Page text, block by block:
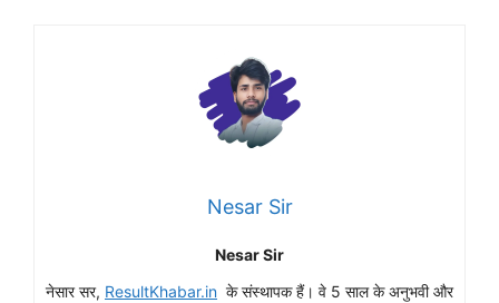
Nesar Sir
Nesar Sir
नेसार सर, ResultKhabar.in के संस्थापक हैं। वे 5 साल के अनुभवी और